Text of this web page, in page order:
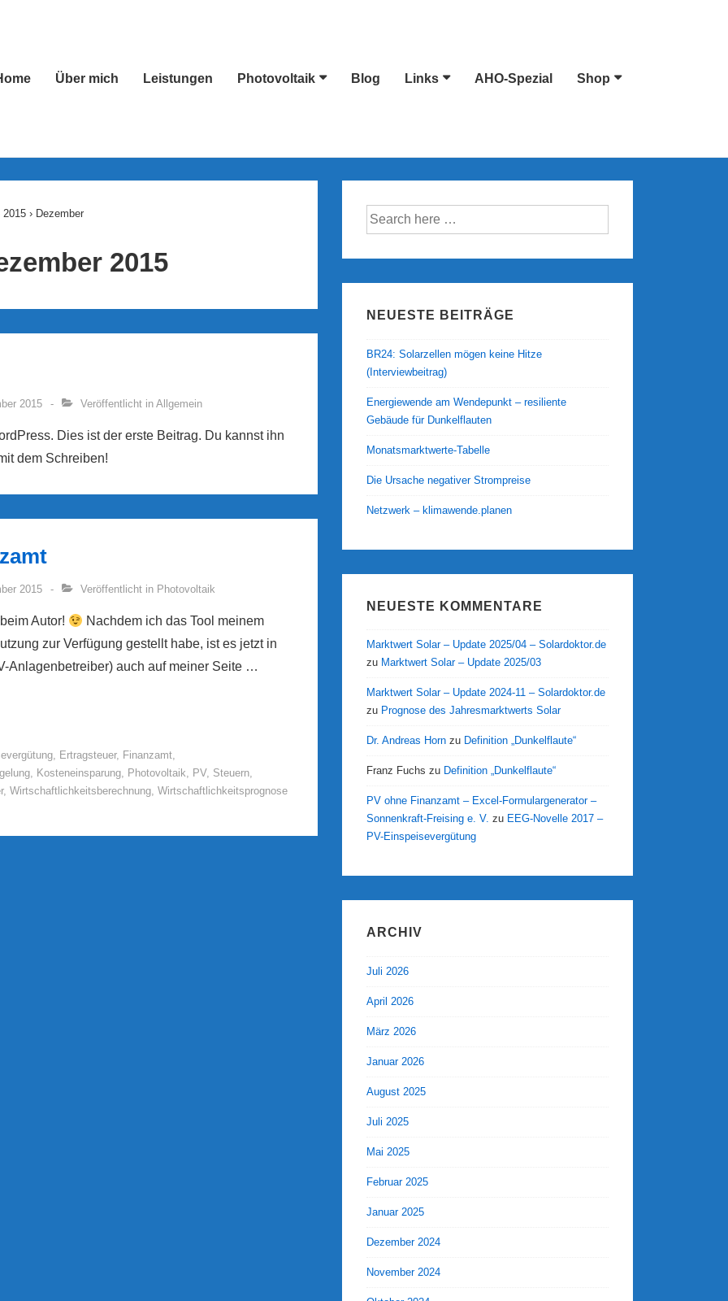
Über mich Leistungen Photovoltaik Blog Links AHO-Spezial Shop
2015 › Dezember
2015
2015 Veröffentlicht in Allgemein
Dies ist der erste Beitrag. Du kannst ihn
dem Schreiben!
2015 Veröffentlicht in Photovoltaik
Autor!
Nachdem ich das Tool meinem
zur Verfügung gestellt habe, ist es jetzt in
Anlagenbetreiber) auch auf meiner Seite …
, Ertragsteuer, Finanzamt,
, Kosteneinsparung, Photovoltaik, PV, Steuern,
, Wirtschaftlichkeitsberechnung, Wirtschaftlichkeitsprognose
Suche
nach:
NEUESTE BEITRÄGE
BR24: Solarzellen mögen keine Hitze
(Interviewbeitrag)
Energiewende am Wendepunkt – resiliente
Gebäude für Dunkelflauten
Monatsmarktwerte-Tabelle
Die Ursache negativer Strompreise
Netzwerk – klimawende.planen
NEUESTE KOMMENTARE
Marktwert Solar – Update 2025/04 – Solardoktor.de
zu Marktwert Solar – Update 2025/03
Marktwert Solar – Update 2024-11 – Solardoktor.de
zu Prognose des Jahresmarktwerts Solar
Dr. Andreas Horn zu Definition „Dunkelflaute“
Franz Fuchs zu Definition „Dunkelflaute“
PV ohne Finanzamt – Excel-Formulargenerator –
Sonnenkraft-Freising e. V. zu EEG-Novelle 2017 –
PV-Einspeisevergütung
ARCHIV
Juli 2026
April 2026
März 2026
Januar 2026
August 2025
Juli 2025
Mai 2025
Februar 2025
Januar 2025
Dezember 2024
November 2024